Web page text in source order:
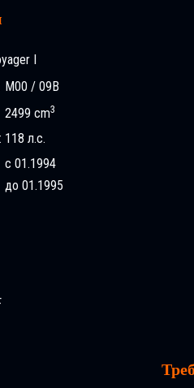
I
M00 / 09B
2499 cm3
118 л.с.
с 01.1994
до 01.1995